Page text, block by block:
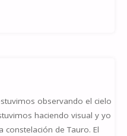
observando el cielo
haciendo visual y yo
constelación de Tauro. El